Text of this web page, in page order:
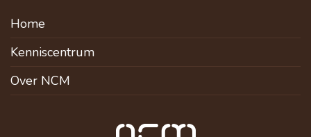
Home
Kenniscentrum
Over NCM